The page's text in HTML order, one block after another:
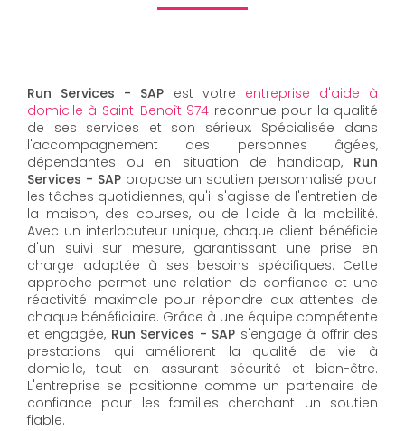
Run Services - SAP est votre entreprise d'aide à
domicile à Saint-Benoît 974 reconnue pour la qualité
de ses services et son sérieux. Spécialisée dans
l'accompagnement des personnes âgées,
dépendantes ou en situation de handicap, Run
Services - SAP propose un soutien personnalisé pour
les tâches quotidiennes, qu'il s'agisse de l'entretien de
la maison, des courses, ou de l'aide à la mobilité.
Avec un interlocuteur unique, chaque client bénéficie
d'un suivi sur mesure, garantissant une prise en
charge adaptée à ses besoins spécifiques. Cette
approche permet une relation de confiance et une
réactivité maximale pour répondre aux attentes de
chaque bénéficiaire. Grâce à une équipe compétente
et engagée, Run Services - SAP s'engage à offrir des
prestations qui améliorent la qualité de vie à
domicile, tout en assurant sécurité et bien-être.
L'entreprise se positionne comme un partenaire de
confiance pour les familles cherchant un soutien
fiable.